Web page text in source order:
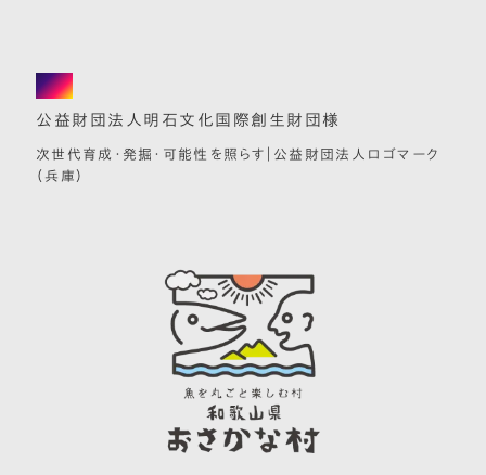
logo
公益財団法人明石文化国際創生財団様
次世代育成・発掘・可能性を照らす｜公益財団法人ロゴマーク
（兵庫）